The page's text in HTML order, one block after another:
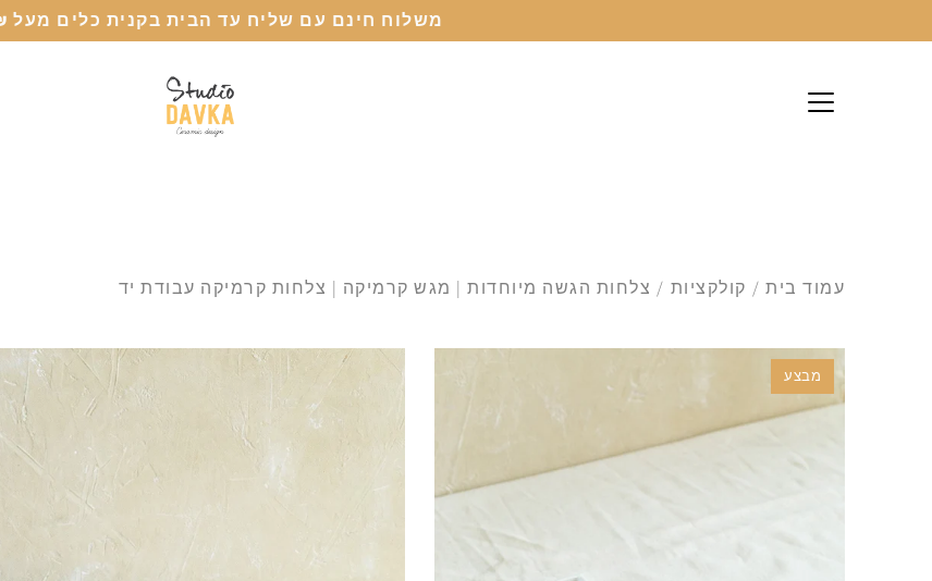
משלוח חינם עם שליח עד הבית בקנית כלים מעל 350₪
עמוד בית / קולקציות / צלחות הגשה מיוחדות | מגש קרמיקה | צלחות קרמיקה עבודת יד
מבצע